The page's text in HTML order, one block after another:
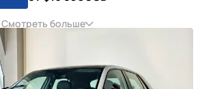
Смотреть больше